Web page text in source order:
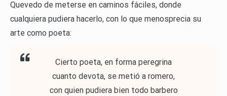
Quevedo de meterse en caminos fáciles, donde
cualquiera pudiera hacerlo, con lo que menosprecia su
arte como poeta:
Cierto poeta, en forma peregrina
cuanto devota, se metió a romero,
con quien pudiera bien todo barbero